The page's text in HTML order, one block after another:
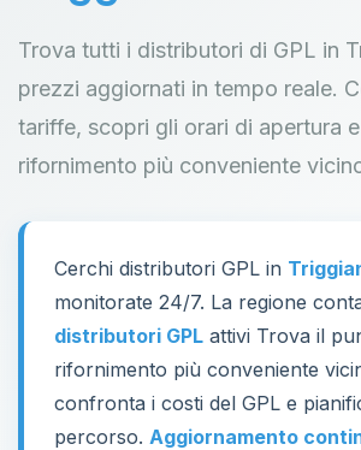
Trova tutti i distributori di GPL in
prezzi aggiornati in tempo reale.
tariffe, scopri gli orari di apertura
rifornimento più conveniente
Cerchi distributori GPL in
monitorate 24/7. La regione
distributori GPL attivi Trova il
rifornimento più conveniente
confronta i costi del GPL e
percorso. Aggiornamento